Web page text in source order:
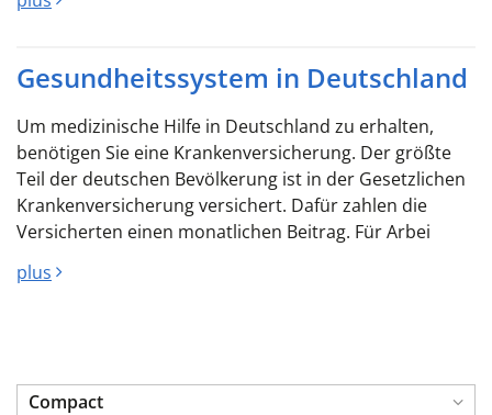
Gesundheitssystem in Deutschland
Um medizinische Hilfe in Deutschland zu erhalten,
benötigen Sie eine Krankenversicherung. Der größte
Teil der deutschen Bevölkerung ist in der Gesetzlichen
Krankenversicherung versichert. Dafür zahlen die
Versicherten einen monatlichen Beitrag. Für Arbei
plus
Compact